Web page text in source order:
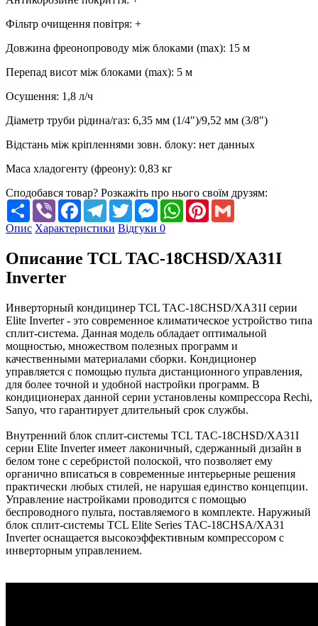
Фільтр очищення повітря: +
Довжина фреонопроводу між блоками (max): 15 м
Перепад висот між блоками (max): 5 м
Осушення: 1,8 л/ч
Діаметр труби рідина/газ: 6,35 мм (1/4")/9,52 мм (3/8")
Відстань між кріпленнями зовн. блоку: нет данных
Маса хладогенту (фреону): 0,83 кг
Сподобався товар? Розкажіть про нього своїм друзям:
Share Viber FacebookTelegramTwitterMessengerWhatsApp
Pinterest
Опис Характеристики Відгуки 0
Описание TCL TAC-18CHSD/XA31I
Inverter
Инверторный кондицинер TCL TAC-18CHSD/XA31I серии
Elite Inverter - это современное климатическое устройство типа
сплит-система. Данная модель обладает оптимальной
мощностью, множеством полезных программ и
качественными материалами сборки. Кондиционер
управляется с помощью пульта дистанционного управления,
для более точной и удобной настройки программ. В
кондиционерах данной серии установлены компрессора Rechi,
Sanyo, что гарантирует длительный срок службы.
Внутренний блок сплит-системы TCL TAC-18CHSD/XA31I
серии Elite Inverter имеет лаконичный, сдержанный дизайн в
белом тоне с серебристой полоской, что позволяет ему
органично вписаться в современные интерьерные решения
практически любых стилей, не нарушая единство концепции.
Управление настройками проводится с помощью
беспроводного пульта, поставляемого в комплекте. Наружный
блок сплит-системы TCL Elite Series TAC-18CHSA/XA31
Inverter оснащается высокоэффективным компрессором с
инверторным управлением.